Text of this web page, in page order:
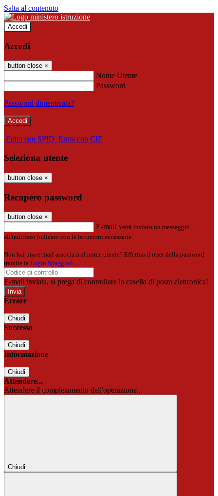
Salta al contenuto
Accedi
Accedi
button close ×
Nome Utente
Password
Password dimenticata?
-
Entra con SPID Entra con CIE
Seleziona utente
button close ×
Recupero password
button close ×
E-mail Verrà inviato un messaggio
all'indirizzo indicato con le istruzioni necessarie.
Non hai una e-mail associata al nome utente? Effettua il reset della password
tramite la Login Spaggiari
E-mail inviata, si prega di controllare la casella di posta elettronica!
Errore
Chiudi
Successo
Chiudi
Informazione
Chiudi
Attendere...
Attendere il completamento dell'operazione...
Chiudi